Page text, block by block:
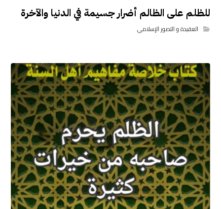
للظلم على الظالم أضرار جسيمة في الدنيا والآخرة
العقيدة و التصور الإسلامي